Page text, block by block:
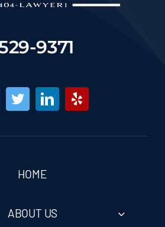
9371
HOME
ABOUT US